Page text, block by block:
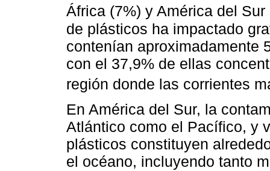
África (7%) y América del Sur
de plásticos ha impactado
contenían aproximadamente
con el 37,9% de ellas
región donde las corrientes
En América del Sur, la
Atlántico como el Pacífico, y
plásticos constituyen
el océano, incluyendo tanto